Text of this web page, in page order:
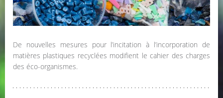
De nouvelles mesures pour l’incitation à l’incorporation de
matières plastiques recyclées modifient le cahier des charges
des éco-organismes.